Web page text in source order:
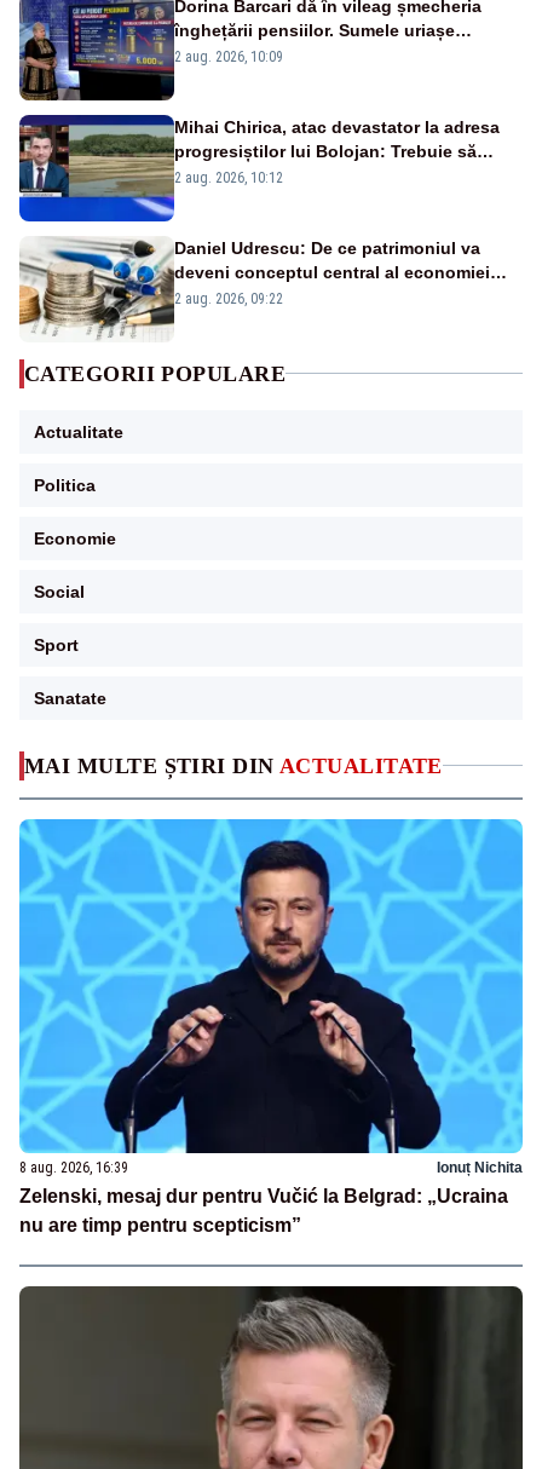
MAI MULTE ȘTIRI DIN ACTUALITATE
8 aug. 2026, 16:39 Ionuț Nichita
Zelenski, mesaj dur pentru Vučić la Belgrad: „Ucraina
nu are timp pentru scepticism”
Dorina Barcari dă în vileag șmecheria
înghețării pensiilor. Sumele uriașe
pierdute de fiecare român
2 aug. 2026, 10:09
Mihai Chirica, atac devastator la adresa
progresiștilor lui Bolojan: Trebuie să
protejăm și natura, dar nu șținem omaneii
2 aug. 2026, 10:12
Daniel Udrescu: De ce patrimoniul va
deveni conceptul central al economiei
viitoare?
2 aug. 2026, 09:22
CATEGORII POPULARE
Actualitate
Politica
Economie
Social
Sport
Sanatate